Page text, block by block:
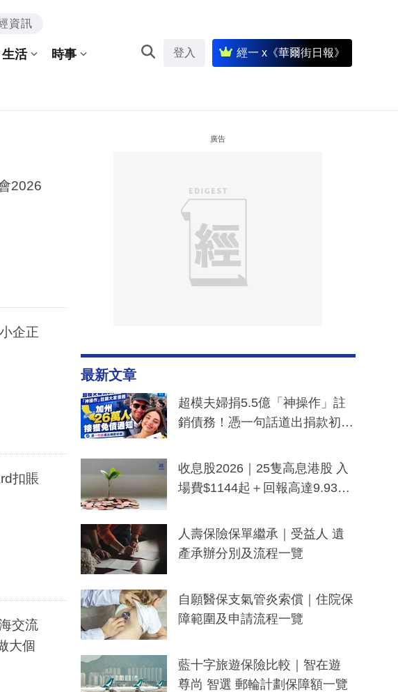
資訊
生活 時事 登入 經一 x《華爾街日報》
2026
企正
扣賬
交流
大個
廣告
最新文章
超模夫婦捐5.5億「神操作」註
銷債務！憑一句話道出捐款初
一度被誤當詐騙手段
收息股2026｜25隻高息港股 入
場費$1144起＋回報高達9.93
人壽保險保單繼承｜受益人 遺
產承辦分別及流程一覽
自願醫保支氣管炎索償｜住院保
障範圍及申請流程一覽
藍十字旅遊保險比較｜智在遊
尊尚 智選 郵輪計劃保障額一覽